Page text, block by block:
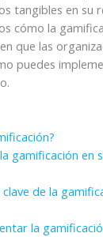
tangibles en su
cómo la
que las
puedes
gamificación en
de la
la